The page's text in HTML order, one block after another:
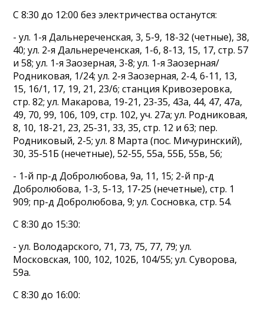
С 8:30 до 12:00 без электричества останутся:
- ул. 1-я Дальнереченская, 3, 5-9, 18-32 (четные), 38,
40; ул. 2-я Дальнереченская, 1-6, 8-13, 15, 17, стр. 57
и 58; ул. 1-я Заозерная, 3-8; ул. 1-я Заозерная/
Родниковая, 1/24; ул. 2-я Заозерная, 2-4, 6-11, 13,
15, 16/1, 17, 19, 21, 23/6; станция Кривозеровка,
стр. 82; ул. Макарова, 19-21, 23-35, 43а, 44, 47, 47а,
49, 70, 99, 106, 109, стр. 102, уч. 27а; ул. Родниковая,
8, 10, 18-21, 23, 25-31, 33, 35, стр. 12 и 63; пер.
Родниковый, 2-5; ул. 8 Марта (пос. Мичуринский),
30, 35-51Б (нечетные), 52-55, 55а, 55Б, 55в, 56;
- 1-й пр-д Добролюбова, 9а, 11, 15; 2-й пр-д
Добролюбова, 1-3, 5-13, 17-25 (нечетные), стр. 1
909; пр-д Добролюбова, 9; ул. Сосновка, стр. 54.
С 8:30 до 15:30:
- ул. Володарского, 71, 73, 75, 77, 79; ул.
Московская, 100, 102, 102Б, 104/55; ул. Суворова,
59а.
С 8:30 до 16:00: